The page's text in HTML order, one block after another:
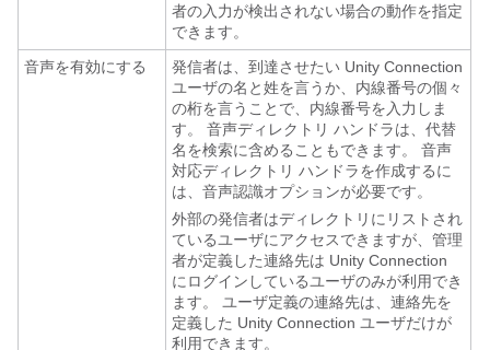
者の入力が検出されない場合の動作を指定
できます。
音声を有効にする
発信者は、到達させたい Unity Connection
ユーザの名と姓を言うか、内線番号の個々
の桁を言うことで、内線番号を入力しま
す。 音声ディレクトリ ハンドラは、代替
名を検索に含めることもできます。 音声
対応ディレクトリ ハンドラを作成するに
は、音声認識オプションが必要です。
外部の発信者はディレクトリにリストされ
ているユーザにアクセスできますが、管理
者が定義した連絡先は Unity Connection
にログインしているユーザのみが利用でき
ます。 ユーザ定義の連絡先は、連絡先を
定義した Unity Connection ユーザだけが
利用できます。